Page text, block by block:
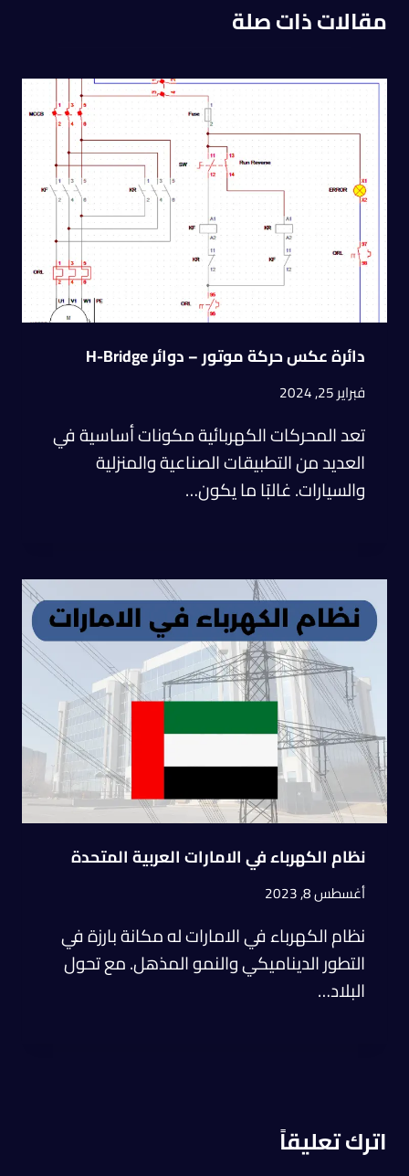
مقالات ذات صلة
دائرة عكس حركة موتور – دوائر H-Bridge
فبراير 25, 2024
تعد المحركات الكهربائية مكونات أساسية في
العديد من التطبيقات الصناعية والمنزلية
والسيارات. غالبًا ما يكون…
نظام الكهرباء في الامارات العربية المتحدة
أغسطس 8, 2023
نظام الكهرباء في الامارات له مكانة بارزة في
التطور الديناميكي والنمو المذهل. مع تحول
البلاد…
اترك تعليقاً